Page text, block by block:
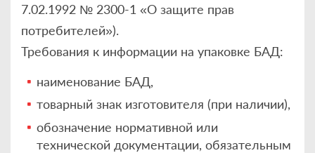
7.02.1992 № 2300-1 «О защите прав
потребителей»).
Требования к информации на упаковке БАД:
наименование БАД,
товарный знак изготовителя (при наличии),
обозначение нормативной или
технической документации, обязательным